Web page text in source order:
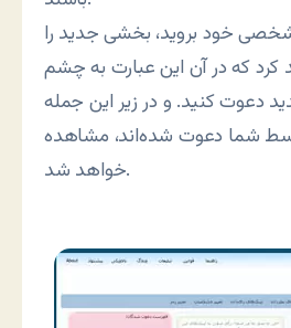
خود بروید، بخشی جدید را
که در آن این عبارت به چشم
دعوت کنید. و در زیر این جمله
شما دعوت شده‌اند، مشاهده
خواهد شد.